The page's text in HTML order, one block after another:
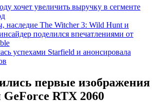
хочет увеличить выручку в сегменте
наследие The Witcher 3: Wild Hunt и
поделился впечатлениями от
успехами Starfield и анонсировала
первые изображения
RTX 2060